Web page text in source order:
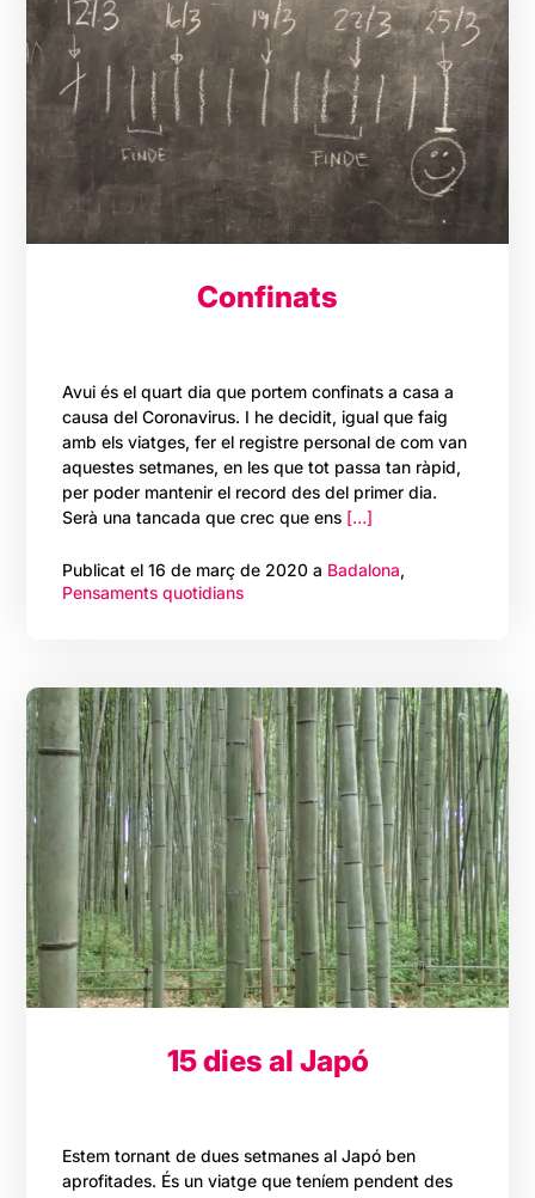
Confinats
Avui és el quart dia que portem confinats a casa a
causa del Coronavirus. I he decidit, igual que faig
amb els viatges, fer el registre personal de com van
aquestes setmanes, en les que tot passa tan ràpid,
per poder mantenir el record des del primer dia.
Serà una tancada que crec que ens […]
Publicat el 16 de març de 2020 a Badalona,
Pensaments quotidians
15 dies al Japó
Estem tornant de dues setmanes al Japó ben
aprofitades. És un viatge que teníem pendent des